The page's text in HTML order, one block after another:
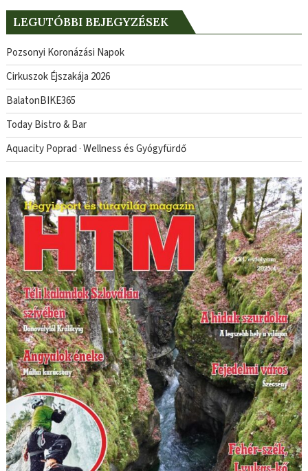
LEGUTÓBBI BEJEGYZÉSEK
Pozsonyi Koronázási Napok
Cirkuszok Éjszakája 2026
BalatonBIKE365
Today Bistro & Bar
Aquacity Poprad · Wellness és Gyógyfürdő